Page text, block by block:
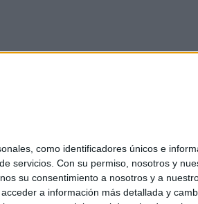
como identificadores únicos e
servicios. Con su permiso, nosotros y
su consentimiento a nosotros y a
a información más detallada y
de cookies